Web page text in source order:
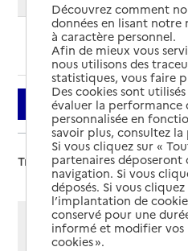
Filtrer
Trier par :
Afficher les résultats par:
Mode liste
Découvrez comment
données en lisant
à caractère personnel.
Afin de mieux vous
nous utilisons des
statistiques, vous faire
Des cookies sont
évaluer la performance
personnalisée en
savoir plus, consultez
Si vous cliquez sur «
partenaires déposeront
navigation. Si vous
déposés. Si vous
l’implantation de
conservé pour une
informé et modifier vos
cookies ».